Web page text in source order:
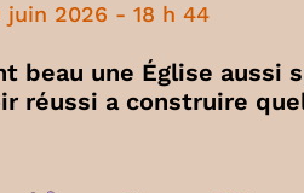
juin 2026 - 18 h 44
beau une Église aussi
réussi a construire